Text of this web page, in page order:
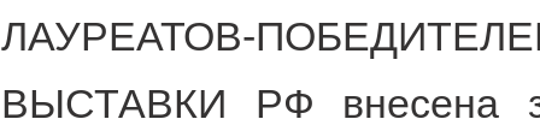
ЛАУРЕАТОВ-
ВЫСТАВКИ РФ внесена